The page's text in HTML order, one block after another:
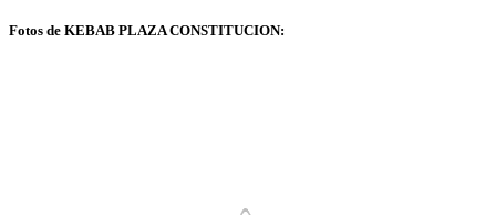
Fotos de KEBAB PLAZA CONSTITUCION: